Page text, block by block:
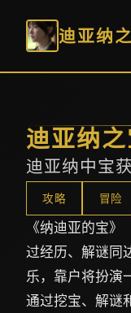
迪亚纳
迪亚纳
迪亚纳中宝
攻略 冒险
《纳迪亚的宝》
过经历、解谜同
乐，靠户将扮演
通过挖宝、解谜